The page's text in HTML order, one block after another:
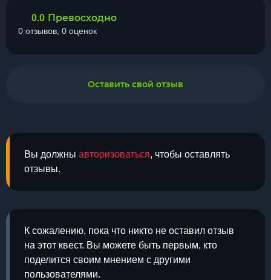
Вы должны авторизоваться, чтобы оставлять
отзывы.
К сожалению, пока что никто не оставил отзыв
на этот квест. Вы можете быть первым, кто
поделится своим мнением с другими
пользователями.
0.0 Превосходно
0 отзывов, 0 оценок
Оставить свой отзыв